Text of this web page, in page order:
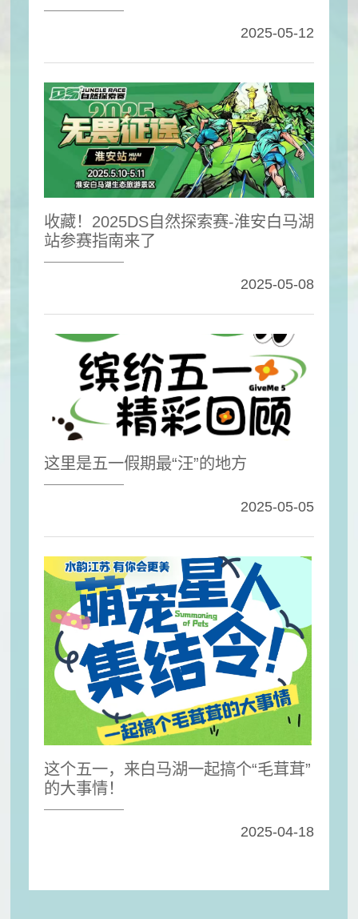
2025-05-12
收藏！2025DS自然探索赛-淮安白马湖
站参赛指南来了
2025-05-08
这里是五一假期最“汪”的地方
2025-05-05
这个五一，来白马湖一起搞个“毛茸茸”
的大事情！
2025-04-18